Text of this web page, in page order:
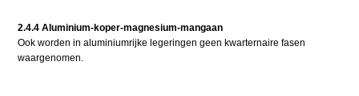
2.4.4 Aluminium-koper-magnesium-mangaan
Ook worden in aluminiumrijke legeringen geen kwarternaire fasen
waargenomen.